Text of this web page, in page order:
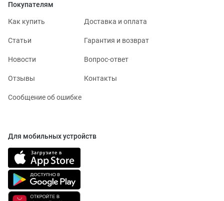
Покупателям
Как купить Доставка и оплата
Статьи Гарантия и возврат
Новости Вопрос-ответ
Отзывы Контакты
Сообщение об ошибке
Для мобильных устройств